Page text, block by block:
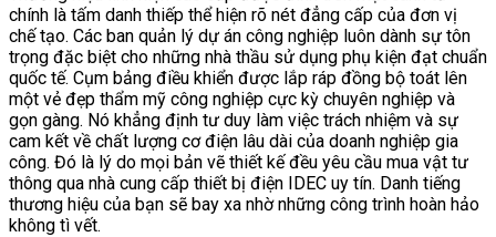
chính là tấm danh thiếp thể hiện rõ nét đẳng cấp của đơn vị
chế tạo. Các ban quản lý dự án công nghiệp luôn dành sự tôn
trọng đặc biệt cho những nhà thầu sử dụng phụ kiện đạt chuẩn
quốc tế. Cụm bảng điều khiển được lắp ráp đồng bộ toát lên
một vẻ đẹp thẩm mỹ công nghiệp cực kỳ chuyên nghiệp và
gọn gàng. Nó khẳng định tư duy làm việc trách nhiệm và sự
cam kết về chất lượng cơ điện lâu dài của doanh nghiệp gia
công. Đó là lý do mọi bản vẽ thiết kế đều yêu cầu mua vật tư
thông qua nhà cung cấp thiết bị điện IDEC uy tín. Danh tiếng
thương hiệu của bạn sẽ bay xa nhờ những công trình hoàn hảo
không tì vết.